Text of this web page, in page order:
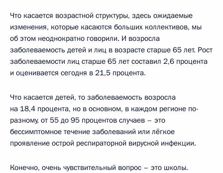
Что касается возрастной структуры, здесь ожидаемые
изменения, которые касаются больших коллективов, мы
об этом неоднократно говорили. И возросла
заболеваемость детей и лиц в возрасте старше 65 лет. Рост
заболеваемости лиц старше 65 лет составил 2,6 процента
и оценивается сегодня в 21,5 процента.
Что касается детей, то заболеваемость возросла
на 18,4 процента, но в основном, в каждом регионе по-
разному, от 55 до 95 процентов случаев – это
бессимптомное течение заболеваний или лёгкое
проявление острой респираторной вирусной инфекции.
Конечно, очень чувствительный вопрос – это школы.